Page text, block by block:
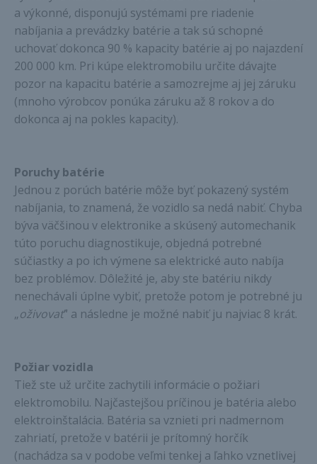
a výkonné, disponujú systémami pre riadenie
nabíjania a prevádzky batérie a tak sú schopné
uchovať dokonca 90 % kapacity batérie aj po najazdení
200 000 km. Pri kúpe elektromobilu určite dávajte
pozor na kapacitu batérie a samozrejme aj jej záruku
(mnoho výrobcov ponúka záruku až 8 rokov a do
dokonca aj na pokles kapacity).
Poruchy batérie
Jednou z porúch batérie môže byť pokazený systém
nabíjania, to znamená, že vozidlo sa nedá nabiť. Chyba
býva väčšinou v elektronike a skúsený automechanik
túto poruchu diagnostikuje, objedná potrebné
súčiastky a po ich výmene sa elektrické auto nabíja
bez problémov. Dôležité je, aby ste batériu nikdy
nenechávali úplne vybiť, pretože potom je potrebné ju
„oživovať“ a následne je možné nabiť ju najviac 8 krát.
Požiar vozidla
Tiež ste už určite zachytili informácie o požiari
elektromobilu. Najčastejšou príčinou je batéria alebo
elektroinštalácia. Batéria sa vznieti pri nadmernom
zahriatí, pretože v batérii je prítomný horčík
(nachádza sa v podobe veľmi tenkej a ľahko vznetlivej